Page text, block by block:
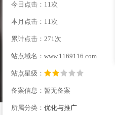
今日点击：11次
本月点击：11次
累计点击：271次
站点域名：www.1169116.com
站点星级：
备案信息：暂无备案
所属分类： 优化与推广